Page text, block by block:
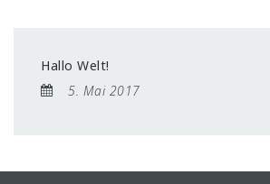
Hallo Welt!
5. Mai 2017